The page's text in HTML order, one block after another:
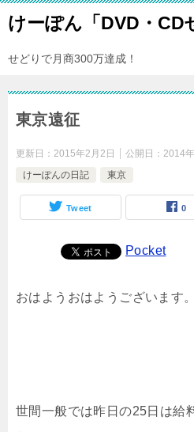
けーぽん「DVD・CD
せどりで月商300万達成！
東京遠征
更新日： 2015年2月2日 公開日： 2014
けーぽんの日記
東京
Tweet 0
Pocket
おはようおはようございます
世間一般では昨日の25日は給